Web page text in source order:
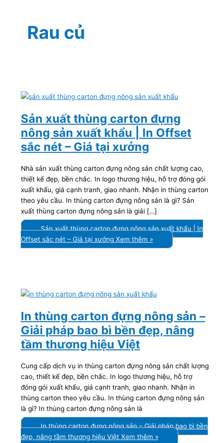
Rau củ
Sản xuất thùng carton đựng
nông sản xuất khẩu | In Offset
sắc nét – Giá tại xưởng
Nhà sản xuất thùng carton đựng nông sản chất lượng cao,
thiết kế đẹp, bền chắc. In logo thương hiệu, hỗ trợ đóng gói
xuất khẩu, giá cạnh tranh, giao nhanh. Nhận in thùng carton
theo yêu cầu. In thùng carton đựng nông sản là gì? Sản
xuất thùng carton đựng nông sản là giải […]
Sản xuất thùng carton đựng nông sản xuất khẩu | In
Offset sắc nét – Giá tại xưởngXem thêm »
In thùng carton đựng nông sản –
Giải pháp bao bì bền đẹp, nâng
tầm thương hiệu Việt
Cung cấp dịch vụ in thùng carton đựng nông sản chất lượng
cao, thiết kế đẹp, bền chắc. In logo thương hiệu, hỗ trợ
đóng gói xuất khẩu, giá cạnh tranh, giao nhanh. Nhận in
thùng carton theo yêu cầu. In thùng carton đựng nông sản
là gì? In thùng carton đựng nông sản là
In thùng carton đựng nông sản – Giải pháp bao bì bền
đẹp, nâng tầm thương hiệu ViệtXem thêm »